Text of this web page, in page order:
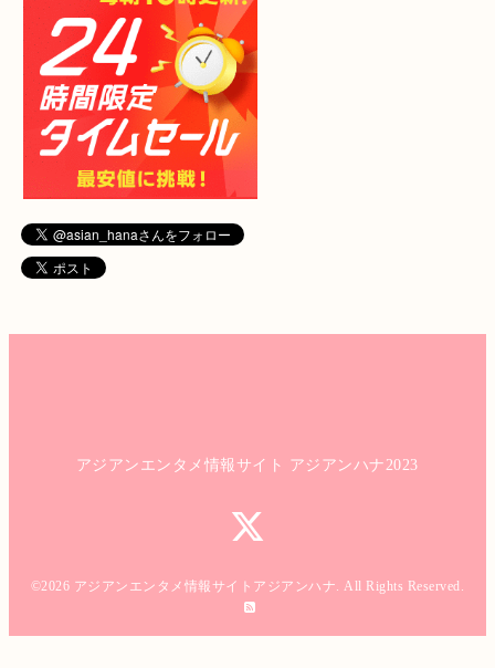
アジアンエンタメ情報サイト アジアンハナ2023
©2026 アジアンエンタメ情報サイトアジアンハナ. All Rights Reserved.